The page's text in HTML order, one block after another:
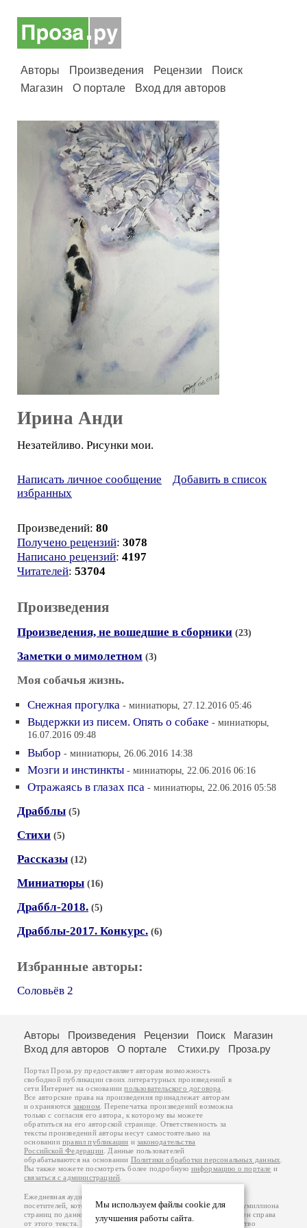
Авторы Произведения Рецензии
Поиск
Магазин
О портале Вход для авторов
Ирина Анди
Незатейливо. Рисунки мои.
Написать личное сообщение
Добавить в список
избранных
Произведений: 80
Получено рецензий: 3078
Написано рецензий: 4197
Читателей: 53704
Произведения
Произведения, не вошедшие в сборники (23)
Заметки о мимолетном (3)
Моя собачья жизнь.
Снежная прогулка - миниатюры, 27.12.2016 05:46
Выдержки из писем. Опять о собаке - миниатюры,
16.07.2016 09:48
Выбор - миниатюры, 26.06.2016 14:38
Мозги и инстинкты - миниатюры, 22.06.2016 06:16
Отражаясь в глазах пса - миниатюры, 22.06.2016 05:58
Драбблы (5)
Стихи (5)
Рассказы (12)
Миниатюры (16)
Драббл-2018. (5)
Драбблы-2017. Конкурс. (6)
Избранные авторы:
Соловьёв 2
Мы используем файлы cookie для
улучшения работы сайта.
Авторы Произведения Рецензии Поиск
Магазин
Вход для авторов
О портале Стихи.ру Проза.ру
Портал Проза.ру предоставляет авторам возможность
свободной публикации своих литературных произведений в
сети Интернет на основаниипользовательского договора
Все авторские права на произведения принадлежат авторам
и охраняются законом . Перепечатка произведений возможна
только с согласия его автора, к которому вы можете
обратиться на его авторской странице. Ответственность за
тексты произведений авторы несут самостоятельно на
основанииправил публикации изаконодательства
Российской Федерации . Данные пользователей
обрабатываются на основании Политики обработки персональных данных
Вы также можете посмотреть более подробную информацию о портале и
связаться с администрацией
Ежедневная аудитория портала Проза.ру – порядка 100 тысяч
посетителей, которые в общей сумме просматривают более полумиллиона
страниц по данным счетчика посещаемости, который расположен справа
от этого текста. В каждой графе указано по две цифры: количество